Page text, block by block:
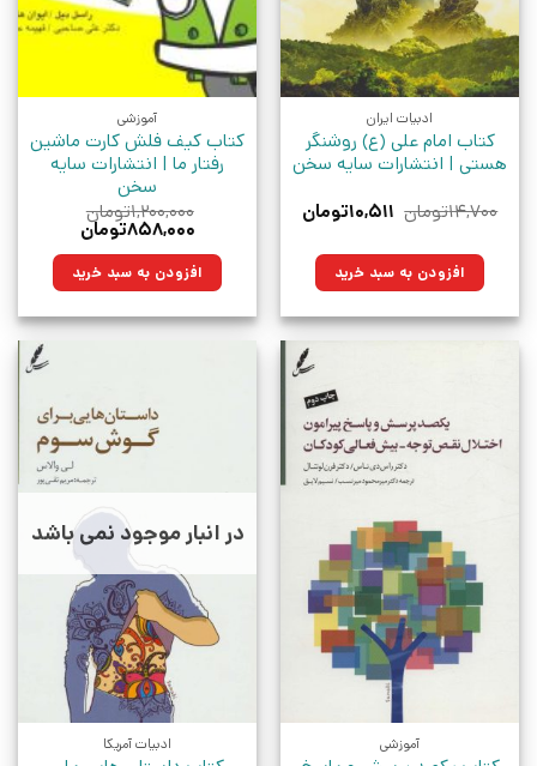
ادبیات ایران
کتاب امام علی (ع) روشنگر
هستی | انتشارات سایه سخن
۱۴,۷۰۰تومان قیمت
بود.
۱۰,۵۱۱تومان
افزودن به سبد خرید
آموزشی
کتاب کیف فلش کارت ماشین
رفتار ما | انتشارات سایه
سخن
۱,۲۰۰,۰۰۰تومان
قیمت
۱,۲۰۰,۰۰۰تومان
بود.
۸۵۸,۰۰۰تومان
۸۵۸,۰۰۰تومان.افزودن به سبد خرید
آموزشی
در انبار موجود نمی باشد
ادبیات آمریکا